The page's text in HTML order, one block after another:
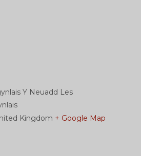
Y Neuadd Les
Kingdom + Google Map